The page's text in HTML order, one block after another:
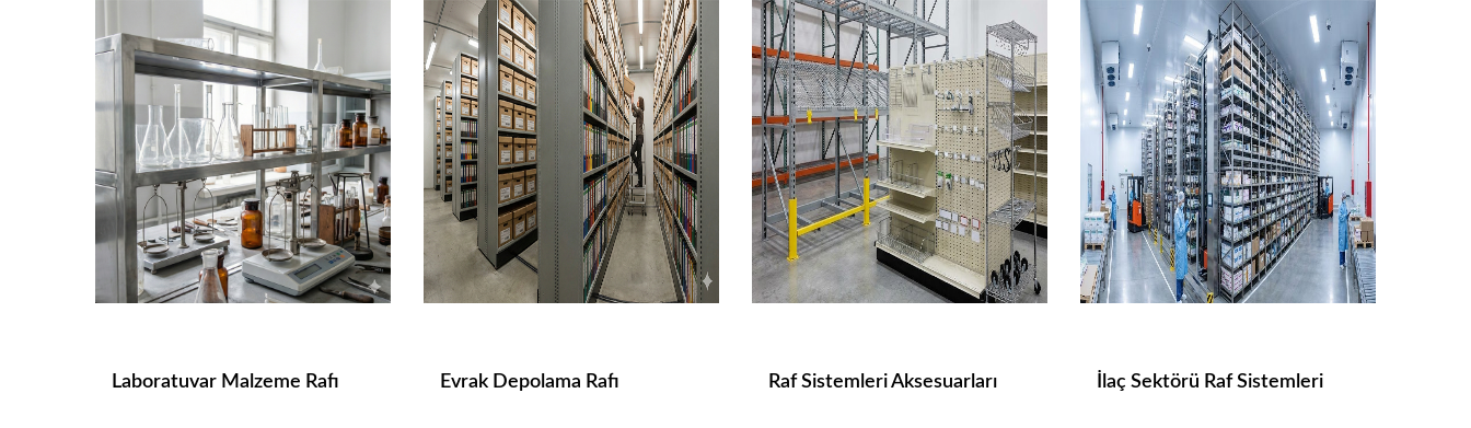
Laboratuvar Malzeme Rafı Evrak Depolama Rafı Raf Sistemleri Aksesuarları İlaç Sektörü Raf Sistemleri